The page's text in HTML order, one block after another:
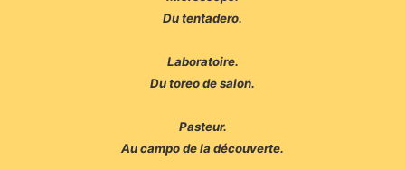
Du tentadero.
Laboratoire.
Du toreo de salon.
Pasteur.
Au campo de la découverte.